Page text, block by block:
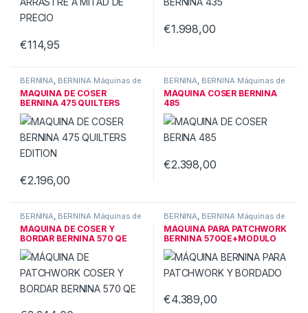
€114,95
€1.998,00
BERNINA, BERNINA Máquinas de
coser,Máquinas de coser
BERNINA
MAQUINA DE COSER
BERNINA 475 QUILTERS
EDITION
€2.196,00
BERNINA, BERNINA Máquinas de
coser,Máquinas de coser
BERNINA
MÁQUINA COSER BERNINA
485
€2.398,00
BERNINA BERNINA Máquinas de
coser Máquinas de coser
BERNINA
MÁQUINA DE COSER Y
BORDAR BERNINA 570 QE
Patchwork
BERNINA BERNINA Máquinas de
coser Máquinas de coser
BERNINA
MÁQUINA PARA PATCHWORK
BERNINA 570QE+MODULO
BORDAR
€4.389,00